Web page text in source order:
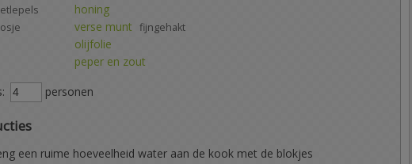
honing
verse munt fijngehakt
olijfolie
peper en zout
personen
een ruime hoeveelheid water aan de kook met de blokjes